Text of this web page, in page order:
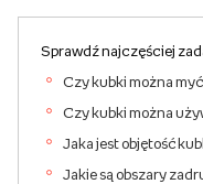
Sprawdź najczęściej
Czy kubki można
Czy kubki można
Jaka jest objętość
Jakie są obszary